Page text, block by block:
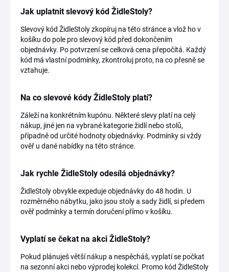
Jak uplatnit slevový kód ŽidleStoly?
Slevový kód ŽidleStoly zkopíruj na této stránce a vlož ho v
košíku do pole pro slevový kód před dokončením
objednávky. Po potvrzení se celková cena přepočítá. Každý
kód má vlastní podmínky, zkontroluj proto, na co přesně se
vztahuje.
Na co slevové kódy ŽidleStoly platí?
Záleží na konkrétním kupónu. Některé slevy platí na celý
nákup, jiné jen na vybrané kategorie židlí nebo stolů,
případně od určité hodnoty objednávky. Podmínky si vždy
ověř u dané nabídky na této stránce.
Jak rychle ŽidleStoly odesílá objednávky?
ŽidleStoly obvykle expeduje objednávky do 48 hodin. U
rozměrného nábytku, jako jsou stoly a sady židlí, si předem
ověř podmínky a termín doručení přímo v košíku.
Vyplatí se čekat na akci ŽidleStoly?
Pokud plánuješ větší nákup a nespěcháš, vyplatí se počkat
na sezonní akci nebo výprodej kolekcí. Promo kód ŽidleStoly